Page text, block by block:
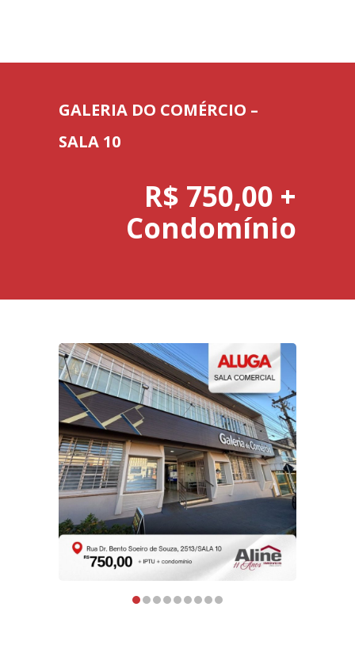
GALERIA DO COMÉRCIO –
SALA 10
R$ 750,00 +
Condomínio